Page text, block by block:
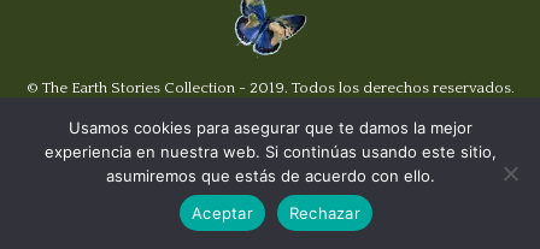
© The Earth Stories Collection - 2019. Todos los derechos reservados.
Política de Privacidad y Cookies |
Términos del Sitio
Usamos cookies para asegurar que te damos la mejor
experiencia en nuestra web. Si continúas usando este sitio,
asumiremos que estás de acuerdo con ello.
Aceptar
Rechazar